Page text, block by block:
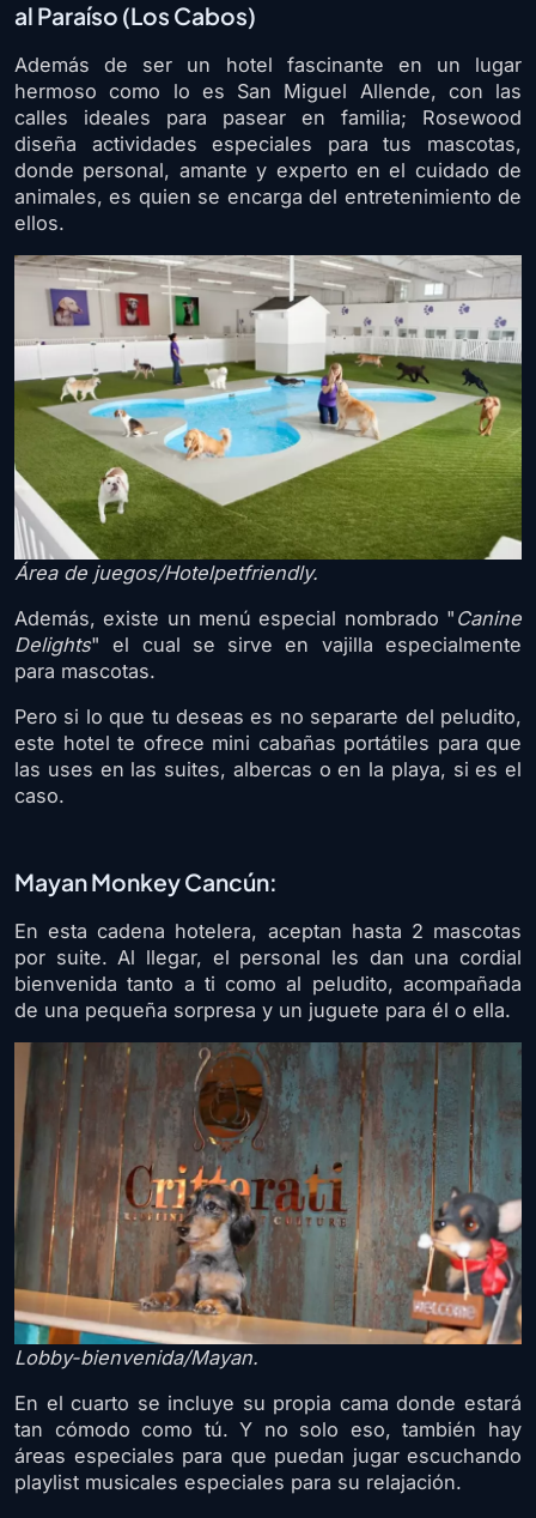
al Paraíso (Los Cabos)
Además de ser un hotel fascinante en un lugar
hermoso como lo es San Miguel Allende, con las
calles ideales para pasear en familia; Rosewood
diseña actividades especiales para tus mascotas,
donde personal, amante y experto en el cuidado de
animales, es quien se encarga del entretenimiento de
ellos.
Área de juegos/Hotelpetfriendly.
Además, existe un menú especial nombrado " Canine
Delights" el cual se sirve en vajilla especialmente
para mascotas.
Pero si lo que tu deseas es no separarte del peludito,
este hotel te ofrece mini cabañas portátiles para que
las uses en las suites, albercas o en la playa, si es el
caso.
Mayan Monkey Cancún:
En esta cadena hotelera, aceptan hasta 2 mascotas
por suite. Al llegar, el personal les dan una cordial
bienvenida tanto a ti como al peludito, acompañada
de una pequeña sorpresa y un juguete para él o ella.
Lobby-bienvenida/Mayan.
En el cuarto se incluye su propia cama donde estará
tan cómodo como tú. Y no solo eso, también hay
áreas especiales para que puedan jugar escuchando
playlist musicales especiales para su relajación.